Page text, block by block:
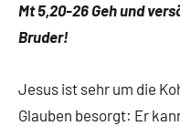
Mt 5,20-26 Geh und
Bruder!
Jesus ist sehr um die
Glauben besorgt: Er